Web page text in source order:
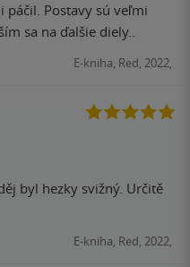
sa na ďalšie diely..
E-kniha, Red, 2022,
byl hezky svižný. Určitě
E-kniha, Red, 2022,